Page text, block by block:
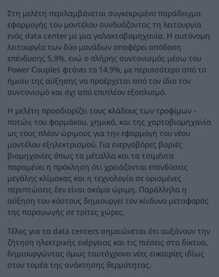
Στη μελέτη περιλαμβάνεται συγκεκριμένο παράδειγμα
εφαρμογής του μοντέλου συνδυάζοντας τη λειτουργία
ενός data center με μια γαλακτοβομηχανία. Η αυτόνομη
λειτουργία των δύο μονάδων αποφέρει απόδοση
επένδυσης 5,9%, ενώ ο πλήρης συντονισμός μέσω του
Power Couples φτάνει το 14,9%, με περισσότερο από το
ήμισυ της αύξησης να προέρχεται από τον ίδιο τον
συντονισμό και όχι από επιπλέον εξοπλισμό.
Η μελέτη προσδιορίζει τους κλάδους των τροφίμων -
ποτών, του φαρμάκου, χημικά, και της χαρτοβιομηχανία
ως τους πλέον ώριμους για την εφαρμογή του νέου
μοντέλου εξηλεκτρισμού. Για ενεργοβόρες βαριές
βιομηχανίες όπως τα μέταλλα και τα τσιμέντα
παραμένει η πρόκληση ότι χρειάζονται επενδύσεις
μεγάλης κλίμακας και η τεχνολογία σε ορισμένες
περιπτώσεις δεν είναι ακόμα ώριμη. Παράλληλα η
αύξηση του κόστους δημιουργεί τον κίνδυνο μεταφοράς
της παραγωγής σε τρίτες χώρες.
Τέλος για τα data centers σημειώνεται ότι αυξάνουν την
ζήτηση ηλεκτρικής ενέργειας και τις πιέσεις στα δίκτυα,
δημιουργώντας όμως ταυτόχρονα νέες ευκαιρίες ιδίως
στον τομέα της ανάκτησης θερμότητας.